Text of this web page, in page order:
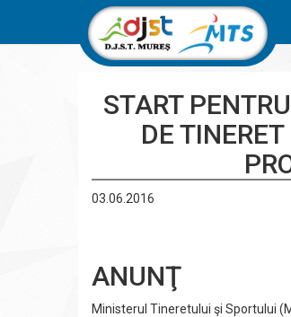
START
DE
03.06.2016
ANUNŢ
Ministerul Tineretului şi Sportului